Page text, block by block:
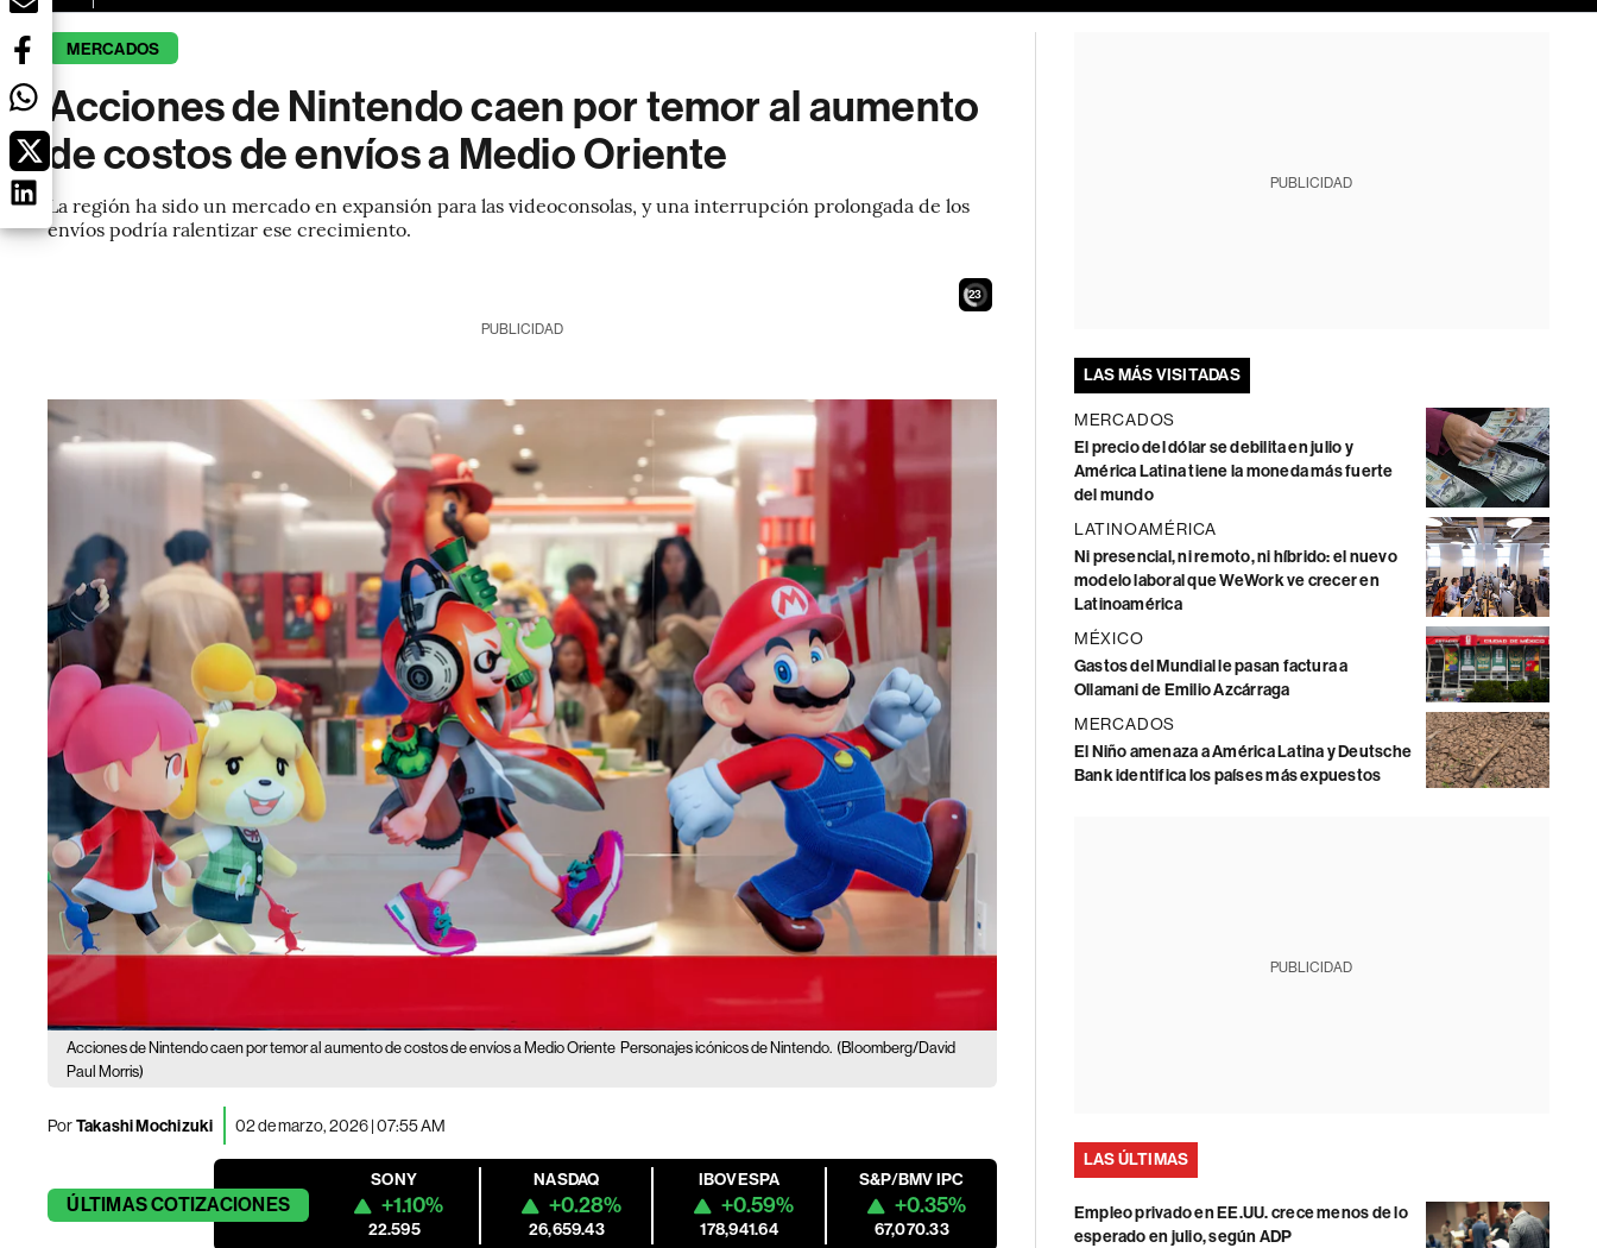
MERCADOS
Acciones de Nintendo caen por temor al aumento
de costos de envíos a Medio Oriente
La región ha sido un mercado en expansión para las videoconsolas, y una interrupción prolongada de los
envíos podría ralentizar ese crecimiento.
21
PUBLICIDAD
Acciones de Nintendo caen por temor al aumento de costos de envíos a Medio Oriente Personajes icónicos de Nintendo. (Bloomberg/David
Paul Morris)
PorTakashi Mochizuki 02 de marzo, 2026 | 07:55 AM
ÚLTIMASCOTIZACIONES
SONY
+1.10%
22.595
NASDAQ
+0.28%
26,659.43
IBOVESPA
+0.59%
178,941.64
S&P/BMV IPC
+0.35%
67,070.33
PUBLICIDAD
LAS MÁS VISITADAS
MERCADOS
El precio del dólar se debilita en julio y
América Latina tiene la moneda más fuerte
del mundo
LATINOAMÉRICA
Ni presencial, ni remoto, ni híbrido: el nuevo
modelo laboral que WeWork ve crecer en
Latinoamérica
MÉXICO
Gastos del Mundial le pasan factura a
Ollamani de Emilio Azcárraga
MERCADOS
El Niño amenaza a América Latina y Deutsche
Bank identifica los países más expuestos
PUBLICIDAD
LAS ÚLTIMAS
Empleo privado en EE.UU. crece menos de lo
esperado en julio, según ADP